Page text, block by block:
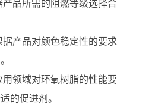
产品所需的阻燃等级选择合
据产品对颜色稳定性的要求
用领域对环氧树脂的性能要
的促进剂。